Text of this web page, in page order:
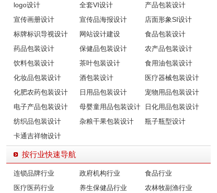
logo设计 全套VI设计
产品包装设计
宣传画册设计
宣传品海报设计
店面形象SI设计
标牌标识导视设计
网站设计建设
食品包装设计
药品包装设计
保健品包装设计
农产品包装设计
饮料包装设计
茶叶包装设计
食用油包装设计
化妆品包装设计
酒包装设计
医疗器械包装设计
化肥农药包装设计
日用品包装设计
宠物用品包装设计
电子产品包装设计
母婴童用品包装设计
日化用品包装设计
纺织品包装设计
杂粮干果包装设计
瓶子瓶型设计
卡通吉祥物设计
按行业快速导航
连锁品牌行业 政府机构行业
食品行业
医疗医药行业
养生保健品行业
农林牧副渔行业